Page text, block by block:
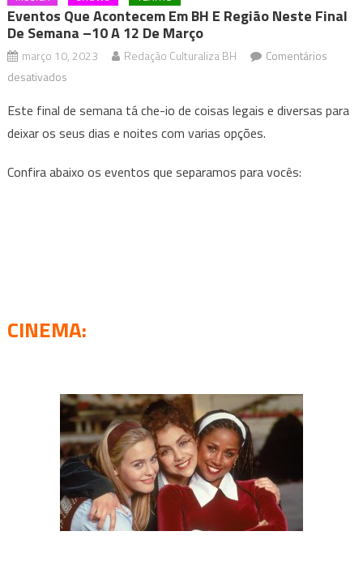
Eventos Que Acontecem Em BH E Região Neste Final
De Semana –10 A 12 De Março
março 10, 2023 Redação Culturaliza BH
Comentários
desativadosem
que
acontecem
BH
10
de
março
Este final de semana tá che-io de coisas legais e diversas para
deixar os seus dias e noites com varias opções.
Confira abaixo os eventos que separamos para vocês:
CINEMA: